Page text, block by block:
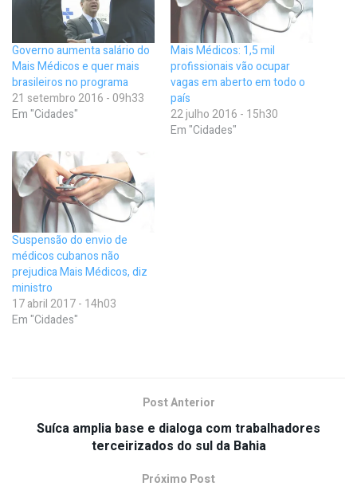
Governo aumenta salário do
Mais Médicos e quer mais
brasileiros no programa
21 setembro 2016 - 09h33
Em "Cidades"
Mais Médicos: 1,5 mil
profissionais vão ocupar
vagas em aberto em todo o
país
22 julho 2016 - 15h30
Em "Cidades"
Suspensão do envio de
médicos cubanos não
prejudica Mais Médicos, diz
ministro
17 abril 2017 - 14h03
Em "Cidades"
Post Anterior
Suíca amplia base e dialoga com trabalhadores
terceirizados do sul da Bahia
Próximo Post